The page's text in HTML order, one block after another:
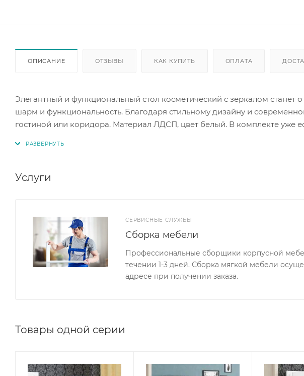
ОПИСАНИЕ ОТЗЫВЫ КАК КУПИТЬ ОПЛАТА
Элегантный и функциональный стол косметический с зеркалом станет
шарм и функциональность. Благодаря стильному дизайну и
гостиной или коридора. Материал ЛДСП, цвет белый. В комплекте уже
ВНИМАНИЕ: Лампочки с цоколем Е14 приобретаются отдельно.
Услуги
СЕРВИСНЫЕ СЛУЖБЫ
Сборка мебели
Профессиональные сборщики корпусной
течении 1-3 дней. Сборка мягкой мебели
адресе при получении заказа.
Товары одной серии